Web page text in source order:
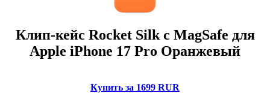
Клип-кейс Rocket Silk с MagSafe для
Apple iPhone 17 Pro Оранжевый
Купить за 1699 RUR